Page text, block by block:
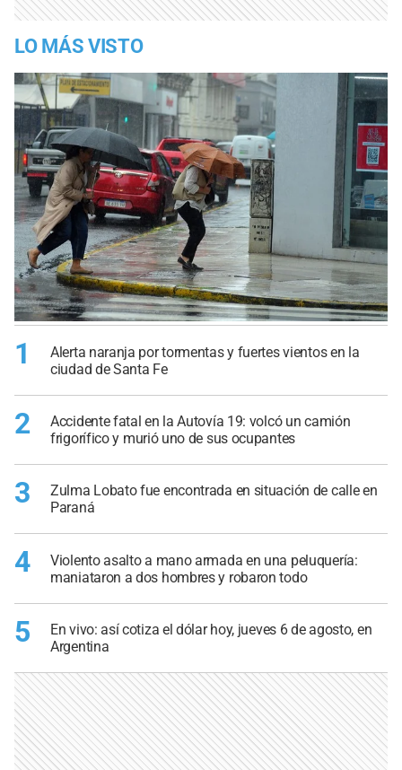
LO MÁS VISTO
1
Alerta naranja por tormentas y fuertes vientos en la
ciudad de Santa Fe
2
Accidente fatal en la Autovía 19: volcó un camión
frigorífico y murió uno de sus ocupantes
3
Zulma Lobato fue encontrada en situación de calle en
Paraná
4
Violento asalto a mano armada en una peluquería:
maniataron a dos hombres y robaron todo
5
En vivo: así cotiza el dólar hoy, jueves 6 de agosto, en
Argentina